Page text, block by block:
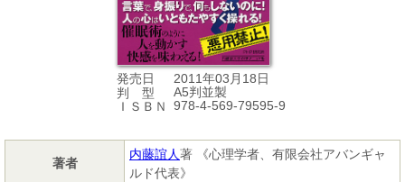
発売日
2011年03月18日
判 型
A5判並製
ＩＳＢＮ
978-4-569-79595-9
著者
内藤誼人著 《心理学者、有限会社アバンギャ
ルド代表》